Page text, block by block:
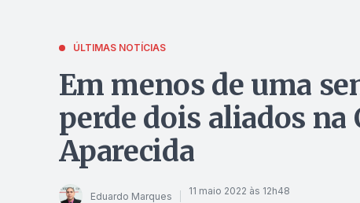
ÚLTIMAS NOTÍCIAS
Em menos de uma
perde dois aliados
Aparecida
Eduardo Marques 11 maio 2022 às 12h48